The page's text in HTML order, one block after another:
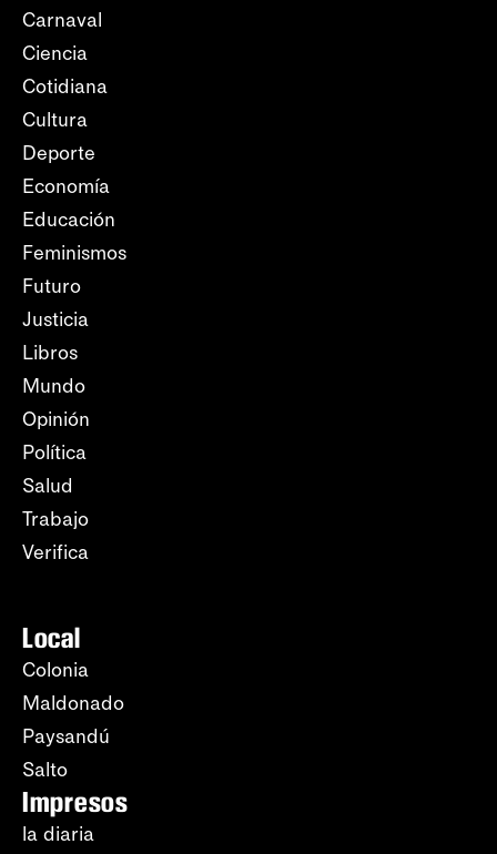
Carnaval
Ciencia
Cotidiana
Cultura
Deporte
Economía
Educación
Feminismos
Futuro
Justicia
Libros
Mundo
Opinión
Política
Salud
Trabajo
Verifica
Local
Colonia
Maldonado
Paysandú
Salto
Impresos
la diaria